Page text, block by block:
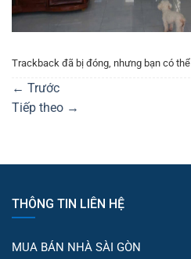
Trackback đã bị đóng, nhưng bạn có thể
← Trước
Tiếp theo →
THÔNG TIN LIÊN HỆ
MUA BÁN NHÀ SÀI GÒN